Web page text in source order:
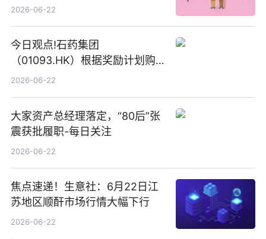
2026-06-22
今日观点!石药集团
（01093.HK）根据奖励计划购
回580万股
2026-06-22
大家资产总经理落定，“80后”张
震获批履职-每日关注
2026-06-22
焦点速递！生意社：6月22日江
苏地区顺酐市场行情大幅下行
2026-06-22